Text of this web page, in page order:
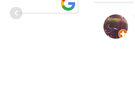
GÁBOR PALLAI
2024-06-10